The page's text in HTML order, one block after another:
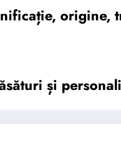
origine,
și